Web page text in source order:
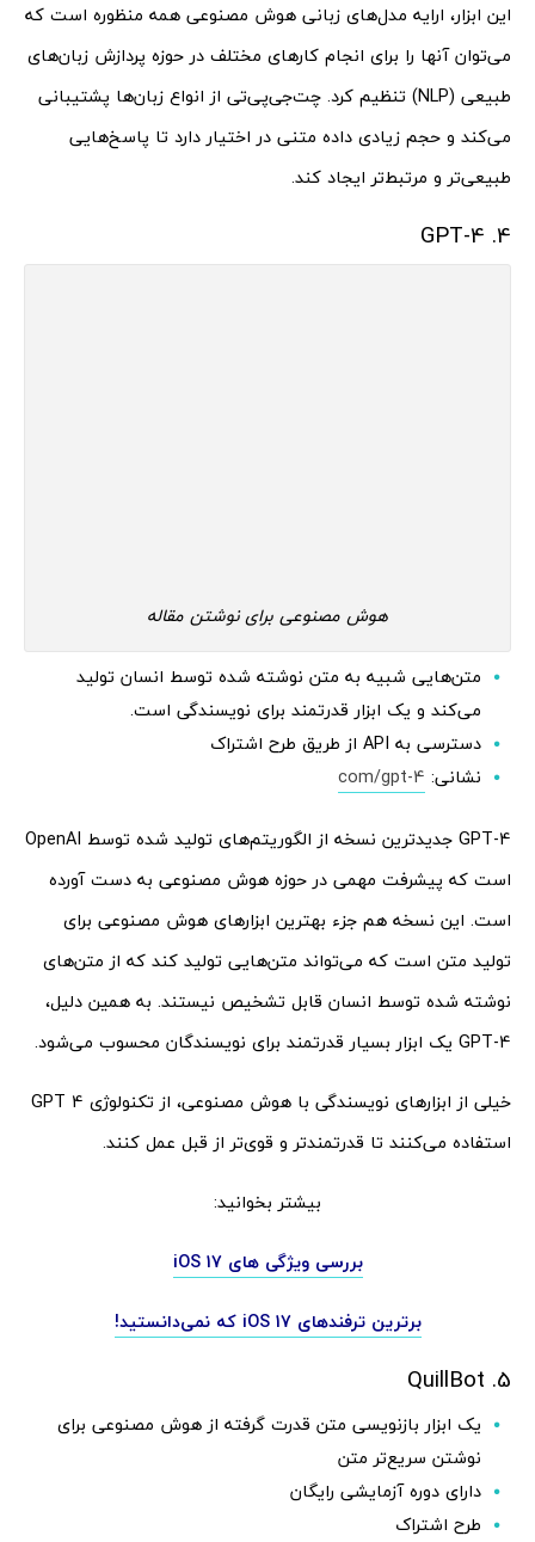
این ابزار، ارایه مدل‌های زبانی هوش مصنوعی همه منظوره است که
می‌توان آنها را برای انجام کارهای مختلف در حوزه پردازش زبان‌های
طبیعی (NLP) تنظیم کرد. چت‌جی‌پی‌تی از انواع زبان‌ها پشتیبانی
می‌کند و حجم زیادی داده متنی در اختیار دارد تا پاسخ‌هایی
طبیعی‌تر و مرتبط‌تر ایجاد کند.
4. GPT-4
هوش مصنوعی برای نوشتن مقاله
متن‌هایی شبیه به متن نوشته شده توسط انسان تولید
می‌کند و یک ابزار قدرتمند برای نویسندگی است.
دسترسی به API از طریق طرح اشتراک
نشانی: com/gpt-4
GPT-4 جدیدترین نسخه از الگوریتم‌های تولید شده توسط OpenAI
است که پیشرفت مهمی در حوزه هوش مصنوعی به دست آورده
است. این نسخه هم جزء بهترین ابزارهای هوش مصنوعی برای
تولید متن است که می‌تواند متن‌هایی تولید کند که از متن‌های
نوشته شده توسط انسان قابل تشخیص نیستند. به همین دلیل،
GPT-4 یک ابزار بسیار قدرتمند برای نویسندگان محسوب می‌شود.
خیلی از ابزارهای نویسندگی با هوش مصنوعی، از تکنولوژی GPT 4
استفاده می‌کنند تا قدرتمندتر و قوی‌تر از قبل عمل کنند.
بیشتر بخوانید:
بررسی ویژگی های iOS 17
برترین ترفندهای iOS 17 که نمی‌دانستید!
5. QuillBot
یک ابزار بازنویسی متن قدرت گرفته از هوش مصنوعی برای
نوشتن سریع‌تر متن
دارای دوره آزمایشی رایگان
طرح اشتراک